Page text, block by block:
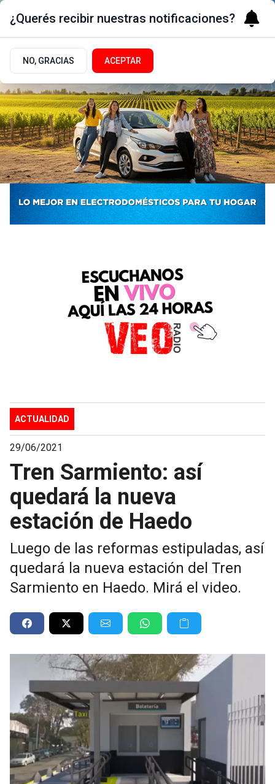
ACTUALIDAD
29/06/2021
Tren Sarmiento: así
quedará la nueva
estación de Haedo
Luego de las reformas estipuladas, así
quedará la nueva estación del Tren
Sarmiento en Haedo. Mirá el video.
¿Querés recibir nuestras notificaciones?
NO, GRACIAS ACEPTAR